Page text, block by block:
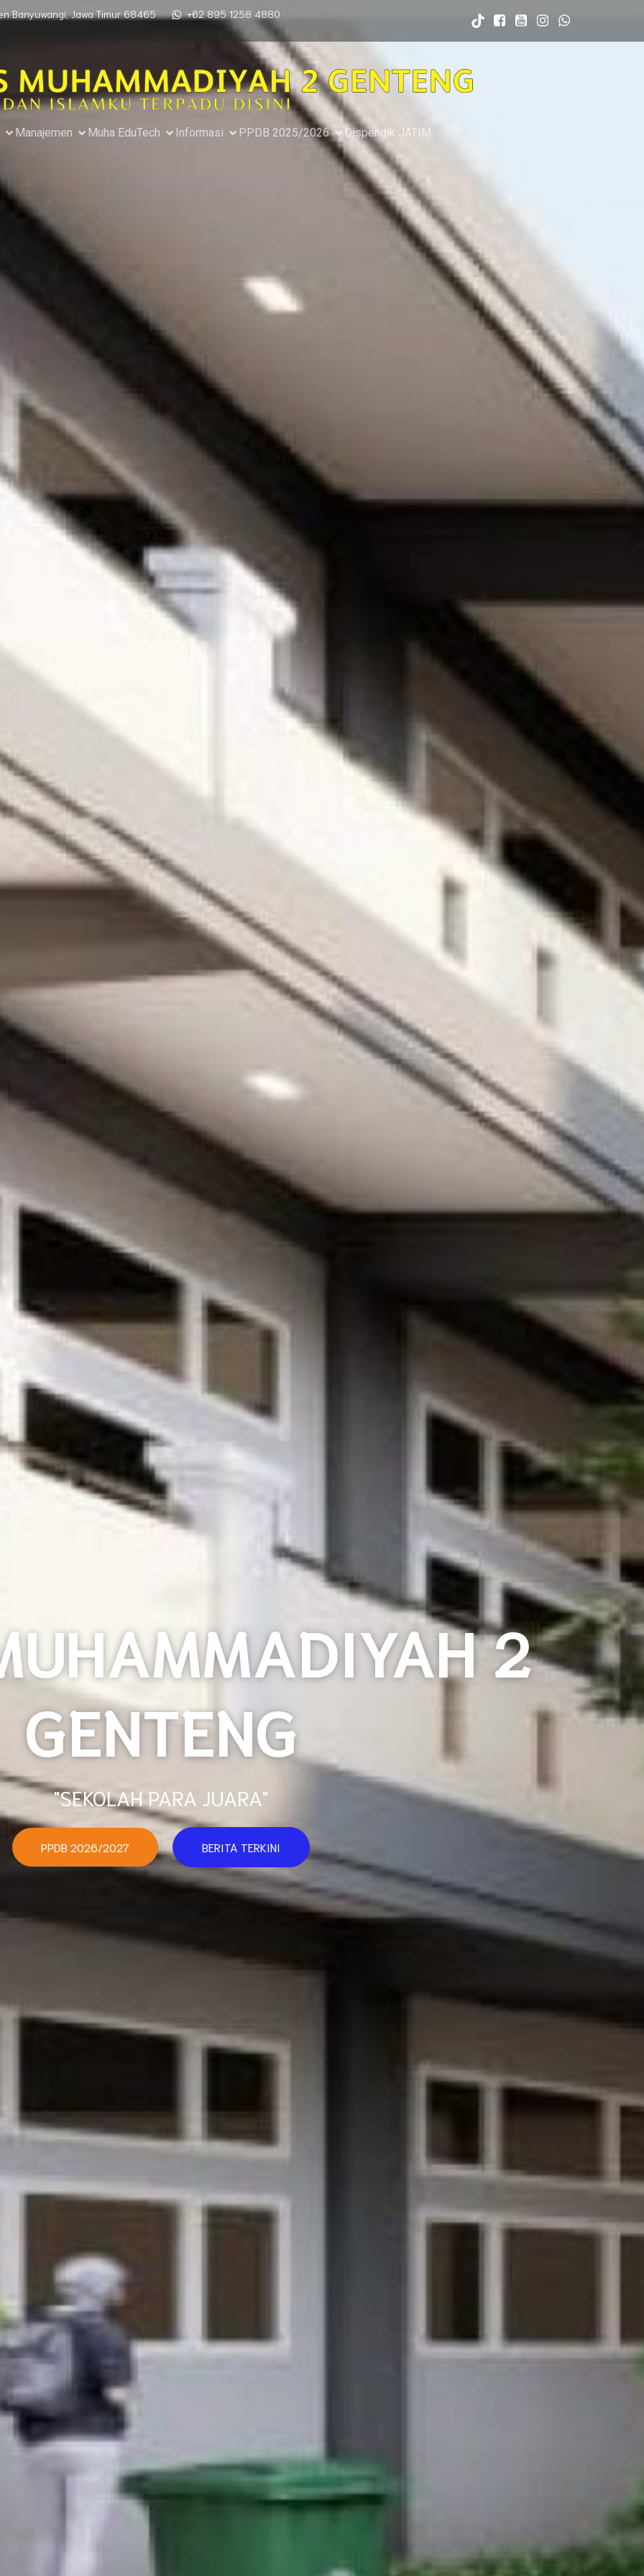
Banyuwangi, Jawa Timur 68465 +62 895 1258 4880
Manajemen Muha EduTech Informasi PPDB 2025/2026 Dispendik JATIM
2
GENTENG
"SEKOLAH PARA JUARA"
PPDB 2026/2027 BERITA TERKINI